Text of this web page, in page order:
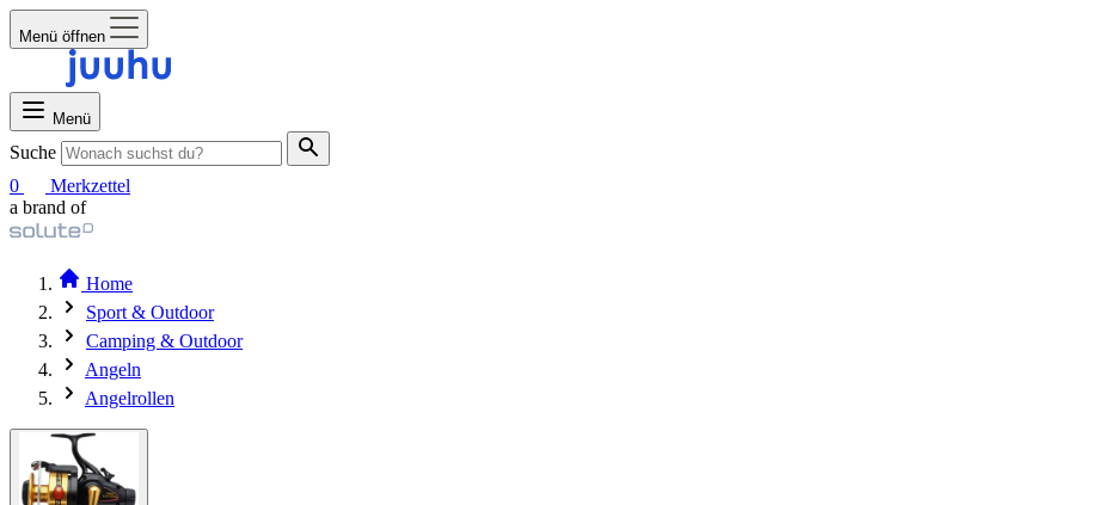
Menü öffnen
Menü
Suche
0
Merkzettel
a brand of
Home
Sport & Outdoor
Camping & Outdoor
Angeln
Angelrollen